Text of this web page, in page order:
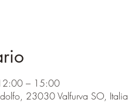
– 15:00
23030 Valfurva SO, Italia